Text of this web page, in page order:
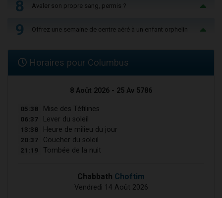
8 Avaler son propre sang, permis ?
9 Offrez une semaine de centre aéré à un enfant orphelin
Horaires pour Columbus
8 Août 2026 - 25 Av 5786
05:38 Mise des Téfilines
06:37 Lever du soleil
13:38 Heure de milieu du jour
20:37 Coucher du soleil
21:19 Tombée de la nuit
Chabbath Choftim
Vendredi 14 Août 2026